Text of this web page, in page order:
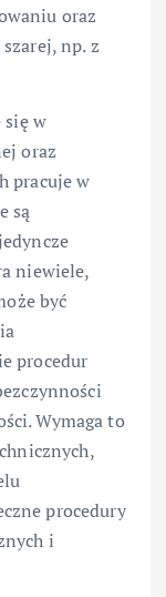
oraz
np. z
się w
oraz
pracuje w
są
niewiele,
być
procedur
Wymaga to
procedury
i